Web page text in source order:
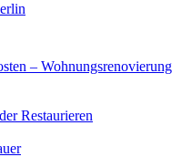
– Wohnungsrenovierung
Restaurieren